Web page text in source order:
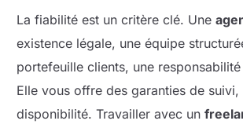
La fiabilité est un critère clé. Une
existence légale, une équipe
portefeuille clients, une
Elle vous offre des garanties de
disponibilité. Travailler avec un